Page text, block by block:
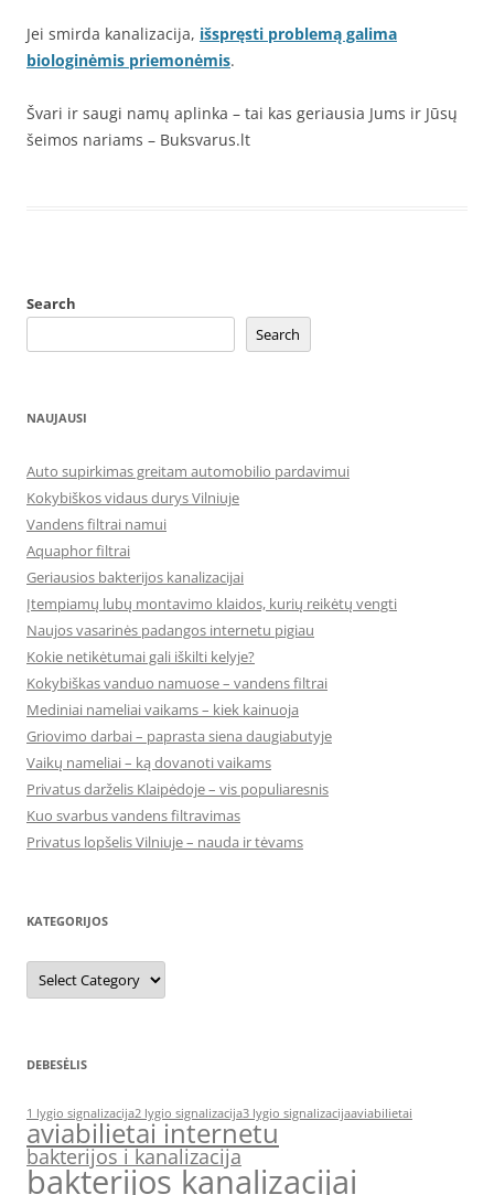
Jei smirda kanalizacija, išspręsti problemą galima
biologinėmis priemonėmis.
Švari ir saugi namų aplinka – tai kas geriausia Jums ir Jūsų
šeimos nariams – Buksvarus.lt
Search
Search
NAUJAUSI
Auto supirkimas greitam automobilio pardavimui
Kokybiškos vidaus durys Vilniuje
Vandens filtrai namui
Aquaphor filtrai
Geriausios bakterijos kanalizacijai
Įtempiamų lubų montavimo klaidos, kurių reikėtų vengti
Naujos vasarinės padangos internetu pigiau
Kokie netikėtumai gali iškilti kelyje?
Kokybiškas vanduo namuose – vandens filtrai
Mediniai nameliai vaikams – kiek kainuoja
Griovimo darbai – paprasta siena daugiabutyje
Vaikų nameliai – ką dovanoti vaikams
Privatus darželis Klaipėdoje – vis populiaresnis
Kuo svarbus vandens filtravimas
Privatus lopšelis Vilniuje – nauda ir tėvams
KATEGORIJOS
Kategorijos
DEBESĖLIS
1 lygio signalizacija2 lygio signalizacija3 lygio signalizacijaaviabilietai
aviabilietai internetu
bakterijos i kanalizacija
bakterijos kanalizacijai